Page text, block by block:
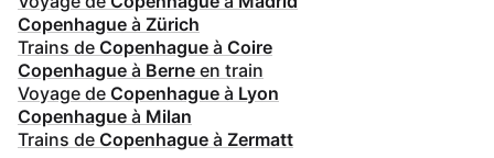
Copenhague à Zürich
Trains de Copenhague à Coire
Copenhague à Berne en train
Voyage de Copenhague à Lyon
Copenhague à Milan
Trains de Copenhague à Zermatt